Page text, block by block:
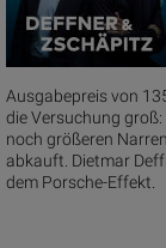
Ausgabepreis von
die Versuchung
noch größeren
abkauft. Dietmar
dem Porsche-Effekt.